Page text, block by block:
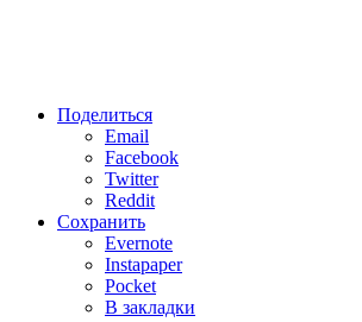
Поделиться
Email
Facebook
Twitter
Reddit
Сохранить
Evernote
Instapaper
Pocket
В закладки